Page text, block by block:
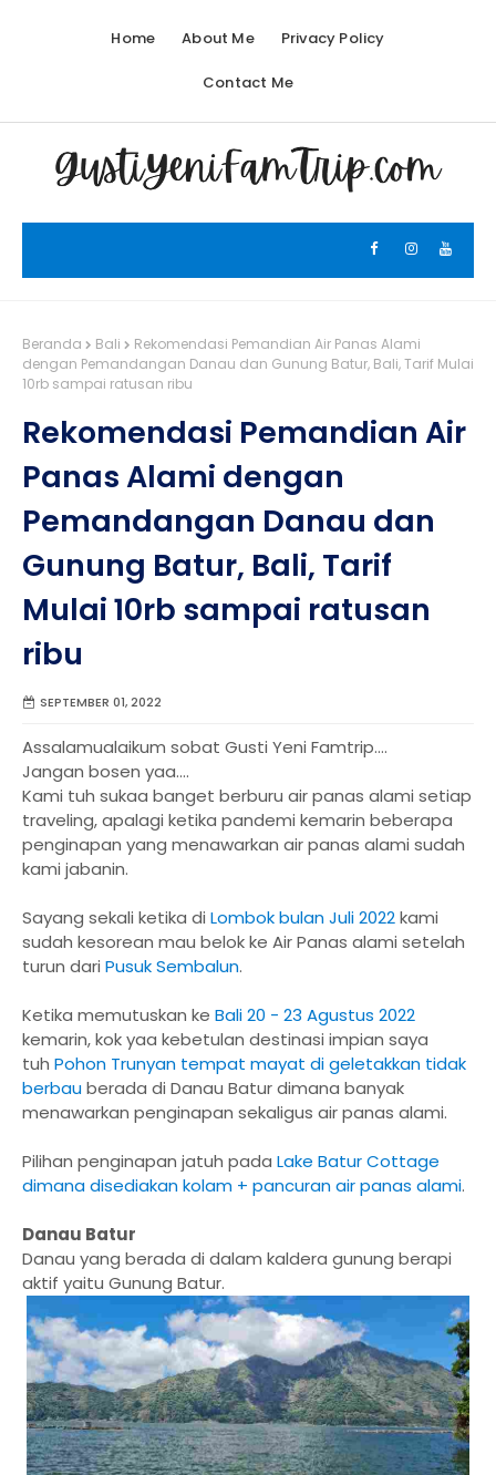
Home About Me Privacy Policy
Contact Me
Beranda Bali
Rekomendasi Pemandian Air Panas Alami
dengan Pemandangan Danau dan Gunung Batur, Bali, Tarif Mulai
10rb sampai ratusan ribu
Rekomendasi Pemandian Air
Panas Alami dengan
Pemandangan Danau dan
Gunung Batur, Bali, Tarif
Mulai 10rb sampai ratusan
ribu
SEPTEMBER 01, 2022
Assalamualaikum sobat Gusti Yeni Famtrip....
Jangan bosen yaa....
Kami tuh sukaa banget berburu air panas alami setiap
traveling, apalagi ketika pandemi kemarin beberapa
penginapan yang menawarkan air panas alami sudah
kami jabanin.
Sayang sekali ketika di Lombok bulan Juli 2022kami
sudah kesorean mau belok ke Air Panas alami setelah
turun dari Pusuk Sembalun.
Ketika memutuskan ke Bali 20 - 23 Agustus 2022
kemarin, kok yaa kebetulan destinasi impian saya
tuh Pohon Trunyan tempat mayat di geletakkan tidak
berbauberada di Danau Batur dimana banyak
menawarkan penginapan sekaligus air panas alami.
Pilihan penginapan jatuh pada Lake Batur Cottage
dimana disediakan kolam + pancuran air panas alami.
Danau Batur
Danau yang berada di dalam kaldera gunung berapi
aktif yaitu Gunung Batur.